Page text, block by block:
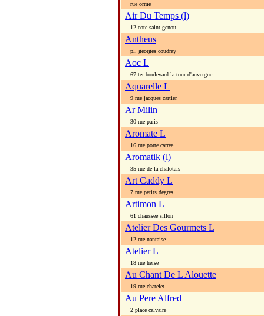
rue orme
Air Du Temps (l)
12 cote saint genou
Antheus
pl. georges coudray
Aoc L
67 ter boulevard la tour d'auvergne
Aquarelle L
9 rue jacques cartier
Ar Milin
30 rue paris
Aromate L
16 rue porte carree
Aromatik (l)
35 rue de la chalotais
Art Caddy L
7 rue petits degres
Artimon L
61 chaussee sillon
Atelier Des Gourmets L
12 rue nantaise
Atelier L
18 rue herse
Au Chant De L Alouette
19 rue chatelet
Au Pere Alfred
2 place calvaire